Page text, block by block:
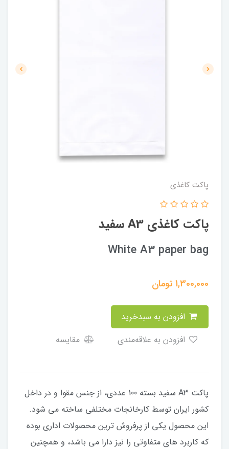
پاکت کاغذی
پاکت کاغذی A3 سفید
White A3 paper bag
1,300,000تومان
مقایسه
پاکت A3 سفید بسته 100 عددی، از جنس مقوا و در داخل
کشور ایران توسط کارخانجات مختلفی ساخته می شود.
این محصول یکی از پرفروش ترین محصولات اداری بوده
که کاربرد های متفاوتی را نیز دارا می باشد، و همچنین